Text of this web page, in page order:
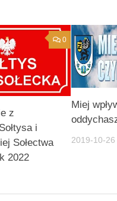
0
z
i
Sołectwa
2022
Miej
2019-10-26